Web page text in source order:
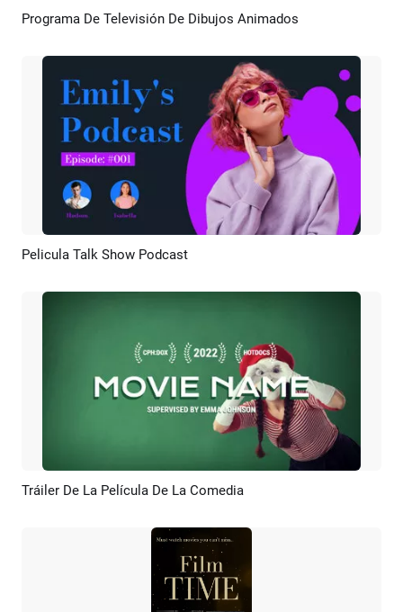
Previsualizar Personalizar
Programa De Televisión De Dibujos Animados
Previsualizar
Pelicula Talk Show Podcast
Previsualizar Crear IA
Tráiler De La Película De La Comedia